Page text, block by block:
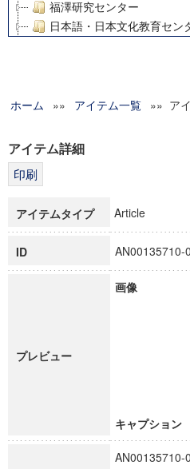
福澤研究センター
日本語・日本文化教育セン
グローバルリサーチインス
科学研究費補助金研究成果
博士課程教育リーディング
ホーム »» アイテム一覧 »» ア
アイテム詳細
アイテムタイプ Article
ID
プレビュー
画像
キャプション
AN00135710-